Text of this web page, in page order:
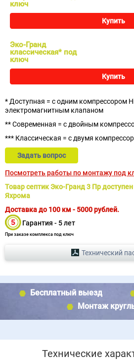
ключ
Купить
Эко-Гранд
классическая* под
ключ
Купить
* Доступная = с одним компрессором
электромагнитным клапаном
** Современная = с двойным
*** Классическая = с двумя
Задать вопрос
Посмотреть работы по монтажу под
Товар септик Эко-Гранд 3 Пр
Яхрома
Доставка до 100 км - 5000 рублей.
Гарантия - 5 лет
При заказе комплекса под ключ
Технический
Бесплатный выезд
Монтаж
Технические